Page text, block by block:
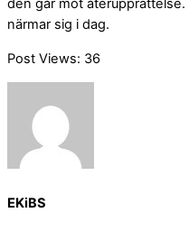
den går mot
närmar sig i dag.
Post Views: 36
EKiBS